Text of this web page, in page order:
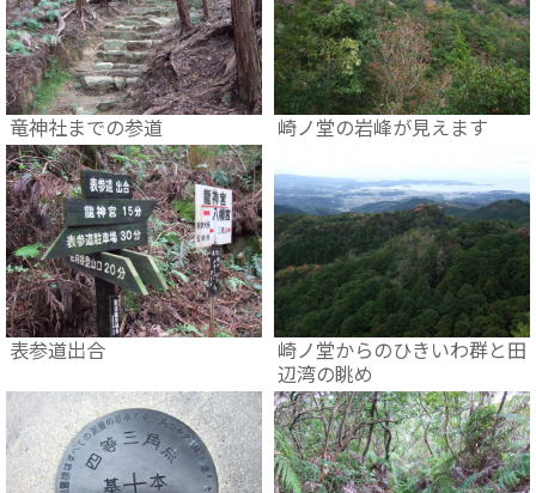
竜神社までの参道 崎ノ堂の岩峰が見えます
表参道出合
崎ノ堂からのひきいわ群と田
辺湾の眺め